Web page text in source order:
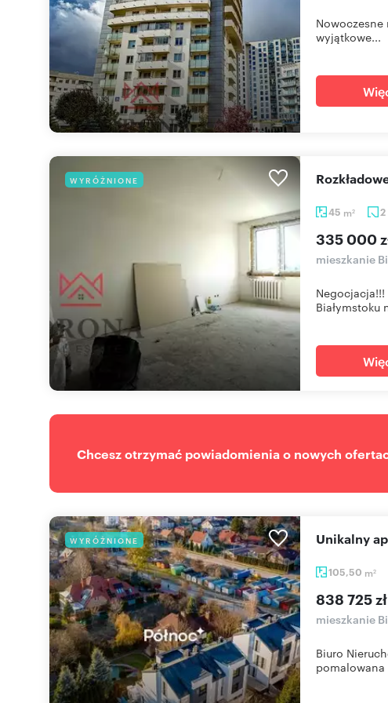
Nowoczesne
wyjątkowe...
WYRÓŻNIONE
45 m2 2
335 000
mieszkanie
Białymstoku
Chcesz otrzymać powiadomienia o nowych
WYRÓŻNIONE
105,50 m2
Unikalny
838 725 zł
mieszkanie
Biuro
pomalowana